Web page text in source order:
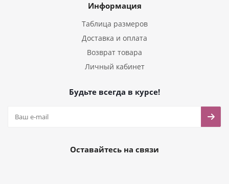
Информация
Таблица размеров
Доставка и оплата
Возврат товара
Личный кабинет
Будьте всегда в курсе!
Оставайтесь на связи